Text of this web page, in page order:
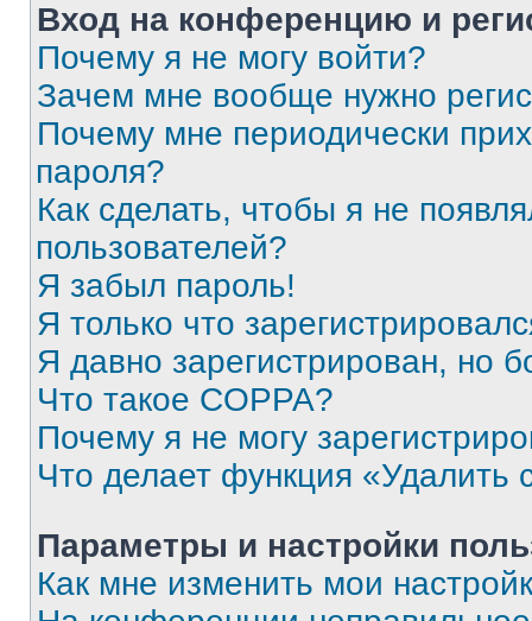
Вход на конференцию и
Почему я не могу войти?
Зачем мне вообще нужно
Почему мне периодически
пароля?
Как сделать, чтобы я не
пользователей?
Я забыл пароль!
Я только что
Я давно зарегистрирован, но
Что такое COPPA?
Почему я не могу
Что делает функция «Удалить
Параметры и настройки
Как мне изменить мои